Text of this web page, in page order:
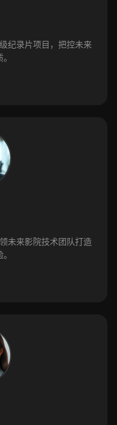
纪录片项目，把控未来
未来影院技术团队打造